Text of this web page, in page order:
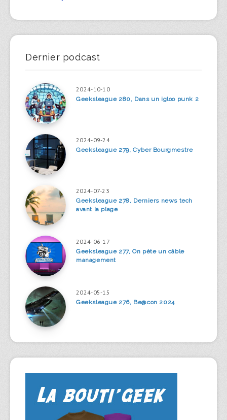
Dernier podcast
2024-10-10
Geeksleague 280, Dans un igloo punk 2
2024-09-24
Geeksleague 279, Cyber Bourgmestre
2024-07-23
Geeksleague 278, Derniers news tech
avant la plage
2024-06-17
Geeksleague 277, On pète un câble
management
2024-05-15
Geeksleague 276, Be@con 2024